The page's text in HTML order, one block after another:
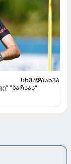
ᲡᲮᲕᲐᲓᲐᲡᲮᲕᲐ